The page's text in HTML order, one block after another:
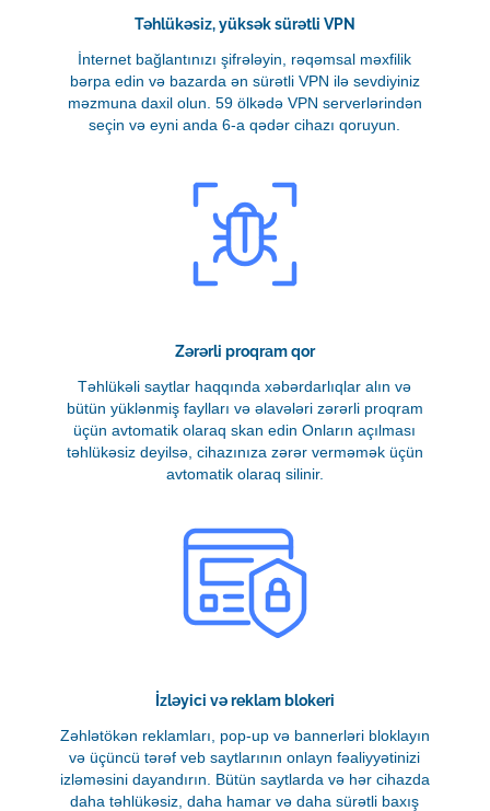
Təhlükəsiz, yüksək sürətli VPN
İnternet bağlantınızı şifrələyin, rəqəmsal məxfilik
bərpa edin və bazarda ən sürətli VPN ilə sevdiyiniz
məzmuna daxil olun. 59 ölkədə VPN serverlərindən
seçin və eyni anda 6-a qədər cihazı qoruyun.
Zərərli proqram qor
Təhlükəli saytlar haqqında xəbərdarlıqlar alın və
bütün yüklənmiş faylları və əlavələri zərərli proqram
üçün avtomatik olaraq skan edin Onların açılması
təhlükəsiz deyilsə, cihazınıza zərər verməmək üçün
avtomatik olaraq silinir.
İzləyici və reklam blokeri
Zəhlətökən reklamları, pop-up və bannerləri bloklayın
və üçüncü tərəf veb saytlarının onlayn fəaliyyətinizi
izləməsini dayandırın. Bütün saytlarda və hər cihazda
daha təhlükəsiz, daha hamar və daha sürətli baxış